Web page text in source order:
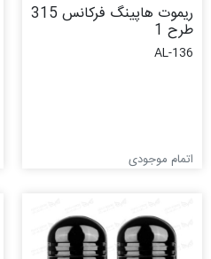
ریموت هاپینگ فرکانس 315
طرح 1
AL-136
اتمام موجودی